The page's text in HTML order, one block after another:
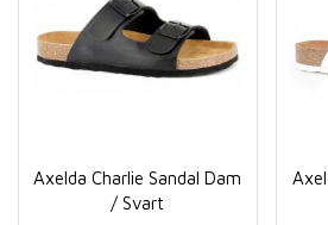
Axelda Charlie Sandal Dam
/ Svart